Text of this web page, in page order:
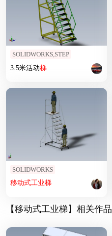
SOLIDWORKS,STEP
3.5米活动梯
SOLIDWORKS
移动式工业梯
【移动式工业梯】相关作品